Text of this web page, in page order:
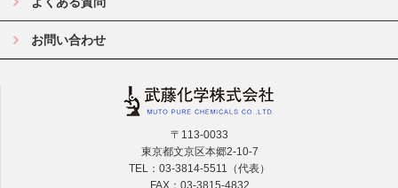
お問い合わせ
〒113-0033
東京都文京区本郷2-10-7
TEL：03-3814-5511（代表）